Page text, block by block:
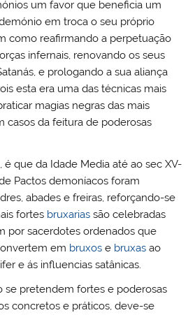
um favor que beneficia um
em troca o seu próprio
como reafirmando a perpetuação
infernais, renovando os seus
e prologando a sua aliança
esta era uma das técnicas mais
magias negras das mais
casos da feitura de poderosas
é que da Idade Media até ao sec XV-
Pactos demoníacos foram
abades e freiras, reforçando-se
fortes bruxarias são celebradas
por sacerdotes ordenados que
em bruxos e bruxas ao
e ás influencias satânicas.
se pretendem fortes e poderosas
concretos e práticos, deve-se